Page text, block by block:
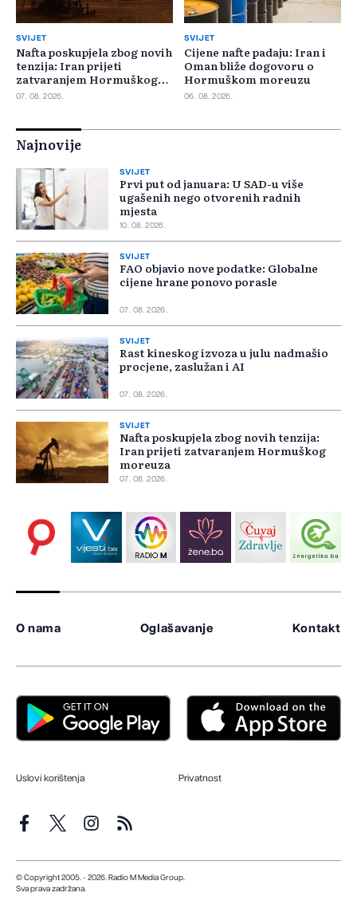
SVIJET
Nafta poskupjela zbog novih
tenzija: Iran prijeti
zatvaranjem Hormuškog
moreuza
07. 08. 2026.
SVIJET
Cijene nafte padaju: Iran i
Oman bliže dogovoru o
Hormuškom moreuzu
06. 08. 2026.
Najnovije
SVIJET
Prvi put od januara: U SAD-u više
ugašenih nego otvorenih radnih
mjesta
10. 08. 2026.
SVIJET
FAO objavio nove podatke: Globalne
cijene hrane ponovo porasle
07. 08. 2026.
SVIJET
Rast kineskog izvoza u julu nadmašio
procjene, zaslužan i AI
07. 08. 2026.
SVIJET
Nafta poskupjela zbog novih tenzija:
Iran prijeti zatvaranjem Hormuškog
moreuza
07. 08. 2026.
O nama Oglašavanje Kontakt
Uslovi korištenja Privatnost
© Copyright 2005. - 2026. Radio M Media Group.
Sva prava zadržana.